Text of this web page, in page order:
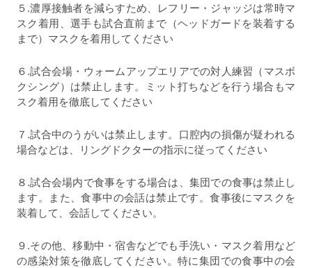
５.濃厚接触者を減らすため、レフリー・ジャッジは常時マ
スク着用、選手も試合直前まで（ヘッドガードを装着する
まで）マスクを着用してください
６.試合会場・ウォームアップエリアでの対人練習（マスボ
クシング）は禁止します。ミット打ちなどを行う場合もマ
スク着用を徹底してください
７.試合中のうがいは禁止します。口腔内の損傷が疑われる
場合などは、リングドクターの指示に従ってください
８.試合会場内で食事をする場合は、集団での食事は禁止し
ます。また、食事中の会話は禁止です。食事後にマスクを
装着して、会話してください。
９.その他、移動中・宿舎などでも手洗い・マスク着用など
の感染対策を徹底してください。特に集団での食事中の会